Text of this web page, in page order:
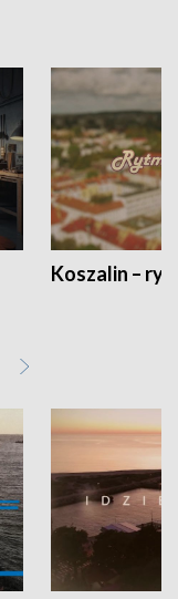
Koszalin –